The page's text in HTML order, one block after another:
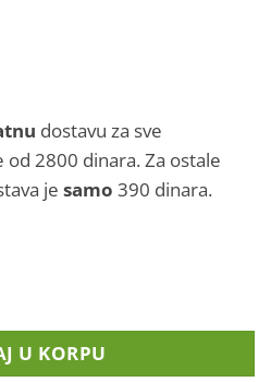
dostavu za sve
2800 dinara. Za ostale
je samo 390 dinara.
U KORPU